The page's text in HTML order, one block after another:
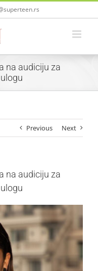
na audiciju za
Previous Next
na audiciju za